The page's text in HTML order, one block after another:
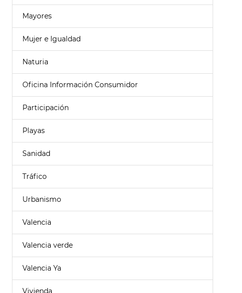
Mayores
Mujer e Igualdad
Naturia
Oficina Información Consumidor
Participación
Playas
Sanidad
Tráfico
Urbanismo
Valencia
Valencia verde
Valencia Ya
Vivienda